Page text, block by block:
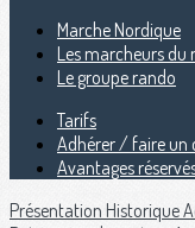
Marche Nordique
Les marcheurs du
Le groupe rando
Tarifs
Adhérer / faire un
Avantages
Présentation Historique